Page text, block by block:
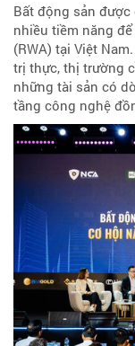
Bất động sản
nhiều tiềm năng
(RWA) tại Việt
trị thực, thị trường
những tài sản có
tầng công nghệ